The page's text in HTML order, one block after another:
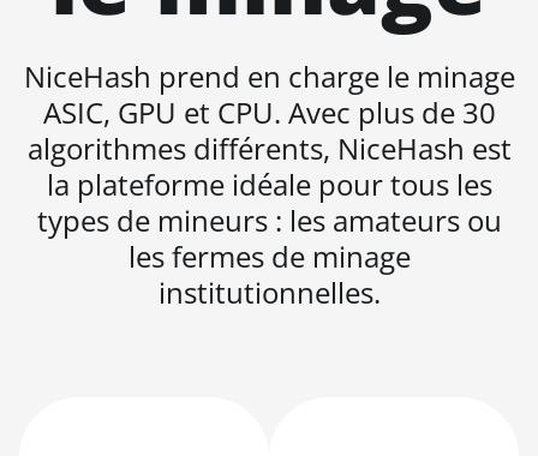
BITMAIN AntMiner S19j Pro
(104Th)
BITMAIN AntMiner S19j Pro+
(120Th)
BITMAIN AntMiner S19j
Pro++ (125Th)
BITMAIN AntMiner S21
NiceHash prend en charge le minage
ASIC, GPU et CPU. Avec plus de 30
algorithmes différents, NiceHash est
la plateforme idéale pour tous les
types de mineurs : les amateurs ou
les fermes de minage
institutionnelles.